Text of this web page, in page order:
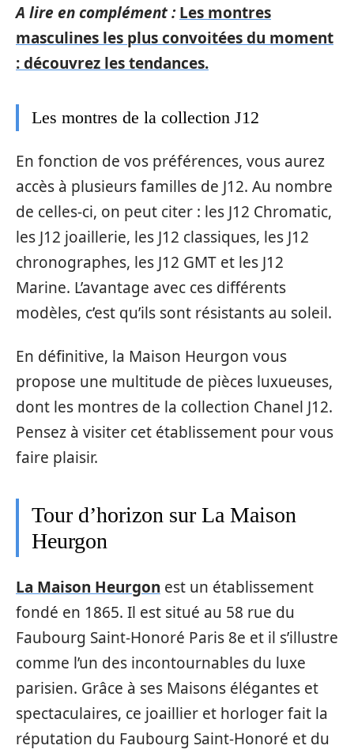
A lire en complément : Les montres
masculines les plus convoitées du moment
: découvrez les tendances.
Les montres de la collection J12
En fonction de vos préférences, vous aurez
accès à plusieurs familles de J12. Au nombre
de celles-ci, on peut citer : les J12 Chromatic,
les J12 joaillerie, les J12 classiques, les J12
chronographes, les J12 GMT et les J12
Marine. L’avantage avec ces différents
modèles, c’est qu’ils sont résistants au soleil.
En définitive, la Maison Heurgon vous
propose une multitude de pièces luxueuses,
dont les montres de la collection Chanel J12.
Pensez à visiter cet établissement pour vous
faire plaisir.
Tour d’horizon sur La Maison
Heurgon
La Maison Heurgon est un établissement
fondé en 1865. Il est situé au 58 rue du
Faubourg Saint-Honoré Paris 8e et il s’illustre
comme l’un des incontournables du luxe
parisien. Grâce à ses Maisons élégantes et
spectaculaires, ce joaillier et horloger fait la
réputation du Faubourg Saint-Honoré et du